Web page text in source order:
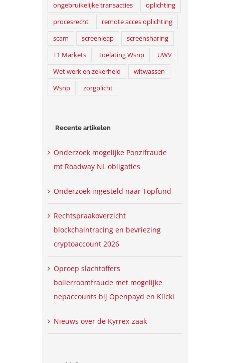
ongebruikelijke transacties
oplichting
procesrecht
remote acces oplichting
scam
screenleap
screensharing
T1 Markets
toelating Wsnp
UWV
Wet werk en zekerheid
witwassen
Wsnp
zorgplicht
Recente artikelen
Onderzoek mogelijke Ponzifraude
mt Roadway NL obligaties
Onderzoek ingesteld naar Topfund
Rechtspraakoverzicht
blockchaintracing en bevriezing
cryptoaccount 2026
Oproep slachtoffers
boilerroomfraude met mogelijke
nepaccounts bij Openpayd en Klickl
Nieuws over de Kyrrex-zaak